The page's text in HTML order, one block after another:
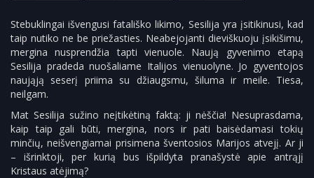
Stebuklingai išvengusi fatališko likimo, Sesilija yra įsitikinusi, kad
taip nutiko ne be priežasties. Neabejojanti dieviškuoju įsikišimu,
mergina nusprendžia tapti vienuole. Naują gyvenimo etapą
Sesilija pradeda nuošaliame Italijos vienuolyne. Jo gyventojos
naująją seserį priima su džiaugsmu, šiluma ir meile. Tiesa,
neilgam.
Mat Sesilija sužino neįtikėtiną faktą: ji nėščia! Nesuprasdama,
kaip taip gali būti, mergina, nors ir pati baisėdamasi tokių
minčių, neišvengiamai prisimena šventosios Marijos atvejį. Ar ji
– išrinktoji, per kurią bus išpildyta pranašystė apie antrąjį
Kristaus atėjimą?